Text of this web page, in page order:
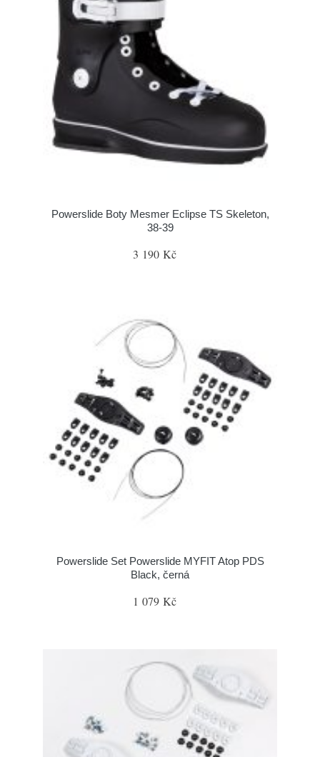
Powerslide Boty Mesmer Eclipse TS Skeleton,
38-39
3 190 Kč
Powerslide Set Powerslide MYFIT Atop PDS
Black, černá
1 079 Kč